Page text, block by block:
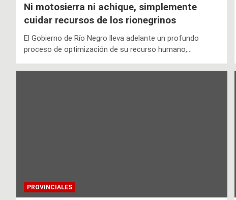
Ni motosierra ni achique, simplemente
cuidar recursos de los rionegrinos
El Gobierno de Río Negro lleva adelante un profundo
proceso de optimización de su recurso humano,…
PROVINCIALES